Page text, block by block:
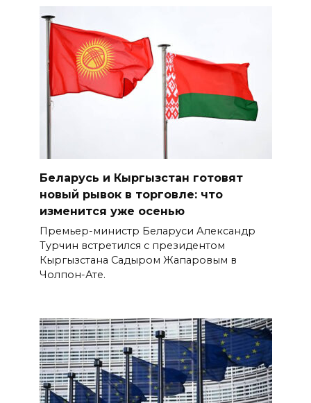
Беларусь и Кыргызстан готовят
новый рывок в торговле: что
изменится уже осенью
Премьер-министр Беларуси Александр
Турчин встретился с президентом
Кыргызстана Садыром Жапаровым в
Чолпон-Ате.